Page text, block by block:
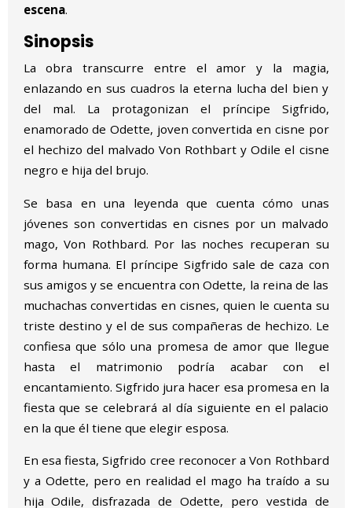
escena.
Sinopsis
La obra transcurre entre el amor y la magia,
enlazando en sus cuadros la eterna lucha del bien y
del mal. La protagonizan el príncipe Sigfrido,
enamorado de Odette, joven convertida en cisne por
el hechizo del malvado Von Rothbart y Odile el cisne
negro e hija del brujo.
Se basa en una leyenda que cuenta cómo unas
jóvenes son convertidas en cisnes por un malvado
mago, Von Rothbard. Por las noches recuperan su
forma humana. El príncipe Sigfrido sale de caza con
sus amigos y se encuentra con Odette, la reina de las
muchachas convertidas en cisnes, quien le cuenta su
triste destino y el de sus compañeras de hechizo. Le
confiesa que sólo una promesa de amor que llegue
hasta el matrimonio podría acabar con el
encantamiento. Sigfrido jura hacer esa promesa en la
fiesta que se celebrará al día siguiente en el palacio
en la que él tiene que elegir esposa.
En esa fiesta, Sigfrido cree reconocer a Von Rothbard
y a Odette, pero en realidad el mago ha traído a su
hija Odile, disfrazada de Odette, pero vestida de